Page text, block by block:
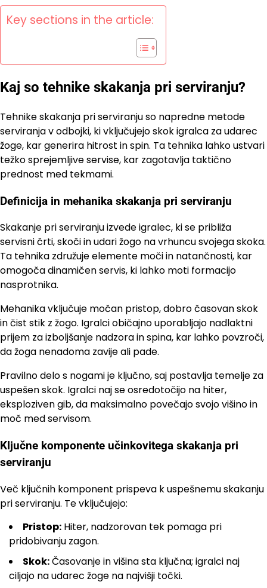
Key sections in the article:
Kaj so tehnike skakanja pri serviranju?
Tehnike skakanja pri serviranju so napredne metode
serviranja v odbojki, ki vključujejo skok igralca za udarec
žoge, kar generira hitrost in spin. Ta tehnika lahko ustvari
težko sprejemljive servise, kar zagotavlja taktično
prednost med tekmami.
Definicija in mehanika skakanja pri serviranju
Skakanje pri serviranju izvede igralec, ki se približa
servisni črti, skoči in udari žogo na vrhuncu svojega skoka.
Ta tehnika združuje elemente moči in natančnosti, kar
omogoča dinamičen servis, ki lahko moti formacijo
nasprotnika.
Mehanika vključuje močan pristop, dobro časovan skok
in čist stik z žogo. Igralci običajno uporabljajo nadlaktni
prijem za izboljšanje nadzora in spina, kar lahko povzroči,
da žoga nenadoma zavije ali pade.
Pravilno delo s nogami je ključno, saj postavlja temelje za
uspešen skok. Igralci naj se osredotočijo na hiter,
eksploziven gib, da maksimalno povečajo svojo višino in
moč med servisom.
Ključne komponente učinkovitega skakanja pri
serviranju
Več ključnih komponent prispeva k uspešnemu skakanju
pri serviranju. Te vključujejo:
Pristop: Hiter, nadzorovan tek pomaga pri
pridobivanju zagon.
Skok:Časovanje in višina sta ključna; igralci naj
ciljajo na udarec žoge na najvišji točki.